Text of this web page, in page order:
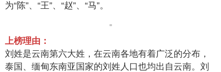
为“陈”、“王”、“赵”、“马”。
上榜理由：
刘姓是云南第六大姓，在云南各地有着广泛的分布，
泰国、缅甸东南亚国家的刘姓人口也均出自云南。刘